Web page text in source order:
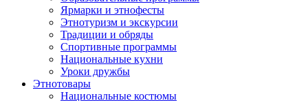
Ярмарки и этнофесты
Этнотуризм и экскурсии
Традиции и обряды
Спортивные программы
Национальные кухни
Уроки дружбы
Этнотовары
Национальные костюмы